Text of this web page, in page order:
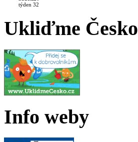
týden 32
Ukliďme Česko
Info weby